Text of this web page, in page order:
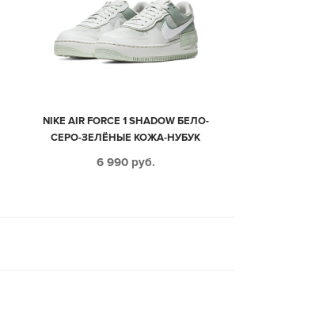
NIKE AIR FORCE 1 SHADOW БЕЛО-
СЕРО-ЗЕЛЁНЫЕ КОЖА-НУБУК
6 990 руб.